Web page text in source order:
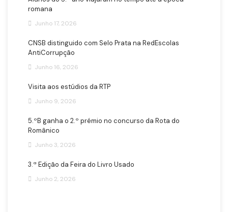
romana
Junho 17, 2026
CNSB distinguido com Selo Prata na RedEscolas
AntiCorrupção
Junho 16, 2026
Visita aos estúdios da RTP
Junho 9, 2026
5.ºB ganha o 2.º prémio no concurso da Rota do
Românico
Junho 3, 2026
3.ª Edição da Feira do Livro Usado
Junho 2, 2026